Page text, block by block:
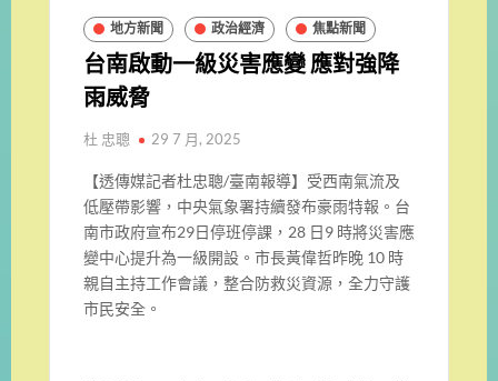
地方新聞 政治經濟 焦點新聞
台南啟動一級災害應變 應對強降
雨威脅
杜 忠聰 29 7 月, 2025
【透傳媒記者杜忠聰/臺南報導】 受西南氣流及
低壓帶影響，中央氣象署持續發布豪雨特報。台
南市政府宣布29日停班停課，28 日9 時將災害應
變中心提升為一級開設。市長黃偉哲昨晚 10 時
親自主持工作會議，整合防救災資源，全力守護
市民安全。